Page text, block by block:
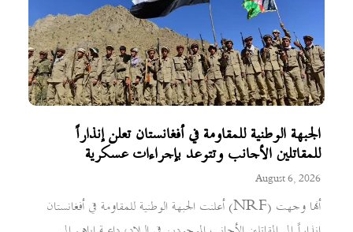
الجبهة الوطنية للمقاومة في أفغانستان تعلن إنذاراً
للمقاتلين الأجانب وتتوعد بإجراءات عسكرية
August 6, 2026
أعلنت الجبهة الوطنية للمقاومة في أفغانستان (NRF) أنها وجهت